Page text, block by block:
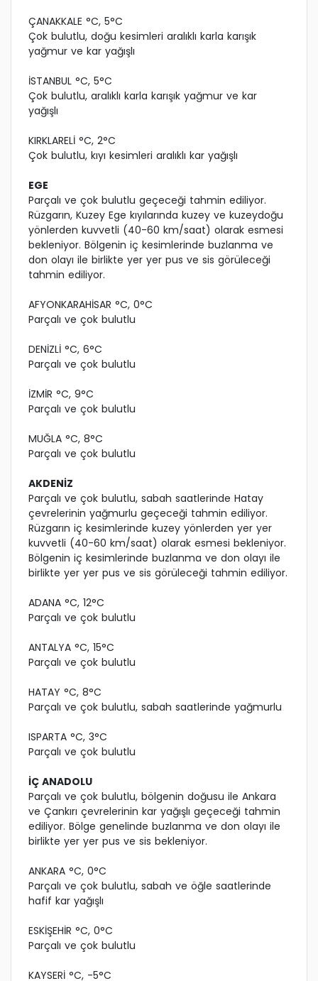
ÇANAKKALE °C, 5°C
Çok bulutlu, doğu kesimleri aralıklı karla karışık
yağmur ve kar yağışlı
İSTANBUL °C, 5°C
Çok bulutlu, aralıklı karla karışık yağmur ve kar
yağışlı
KIRKLARELİ °C, 2°C
Çok bulutlu, kıyı kesimleri aralıklı kar yağışlı
EGE
Parçalı ve çok bulutlu geçeceği tahmin ediliyor.
Rüzgarın, Kuzey Ege kıyılarında kuzey ve kuzeydoğu
yönlerden kuvvetli (40-60 km/saat) olarak esmesi
bekleniyor. Bölgenin iç kesimlerinde buzlanma ve
don olayı ile birlikte yer yer pus ve sis görüleceği
tahmin ediliyor.
AFYONKARAHİSAR °C, 0°C
Parçalı ve çok bulutlu
DENİZLİ °C, 6°C
Parçalı ve çok bulutlu
İZMİR °C, 9°C
Parçalı ve çok bulutlu
MUĞLA °C, 8°C
Parçalı ve çok bulutlu
AKDENİZ
Parçalı ve çok bulutlu, sabah saatlerinde Hatay
çevrelerinin yağmurlu geçeceği tahmin ediliyor.
Rüzgarın iç kesimlerinde kuzey yönlerden yer yer
kuvvetli (40-60 km/saat) olarak esmesi bekleniyor.
Bölgenin iç kesimlerinde buzlanma ve don olayı ile
birlikte yer yer pus ve sis görüleceği tahmin ediliyor.
ADANA °C, 12°C
Parçalı ve çok bulutlu
ANTALYA °C, 15°C
Parçalı ve çok bulutlu
HATAY °C, 8°C
Parçalı ve çok bulutlu, sabah saatlerinde yağmurlu
ISPARTA °C, 3°C
Parçalı ve çok bulutlu
İÇ ANADOLU
Parçalı ve çok bulutlu, bölgenin doğusu ile Ankara
ve Çankırı çevrelerinin kar yağışlı geçeceği tahmin
ediliyor. Bölge genelinde buzlanma ve don olayı ile
birlikte yer yer pus ve sis bekleniyor.
ANKARA °C, 0°C
Parçalı ve çok bulutlu, sabah ve öğle saatlerinde
hafif kar yağışlı
ESKİŞEHİR °C, 0°C
Parçalı ve çok bulutlu
KAYSERİ °C, -5°C